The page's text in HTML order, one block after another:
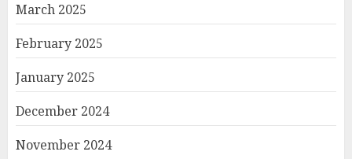
March 2025
February 2025
January 2025
December 2024
November 2024